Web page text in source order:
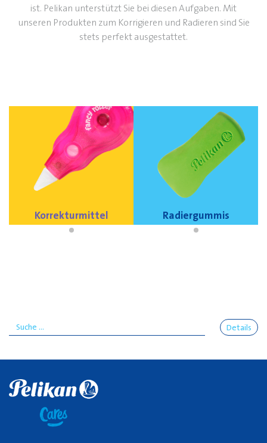
ist. Pelikan unterstützt Sie bei diesen Aufgaben. Mit
unseren Produkten zum Korrigieren und Radieren sind Sie
stets perfekt ausgestattet.
Korrekturmittel Radiergummis
Details